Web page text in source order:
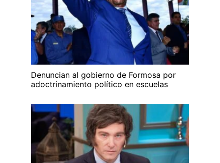
Denuncian al gobierno de Formosa por
adoctrinamiento político en escuelas